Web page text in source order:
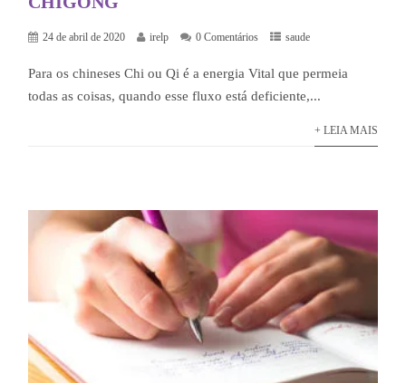
24 de abril de 2020 irelp 0 Comentários saude
Para os chineses Chi ou Qi é a energia Vital que permeia
todas as coisas, quando esse fluxo está deficiente,...
+ LEIA MAIS